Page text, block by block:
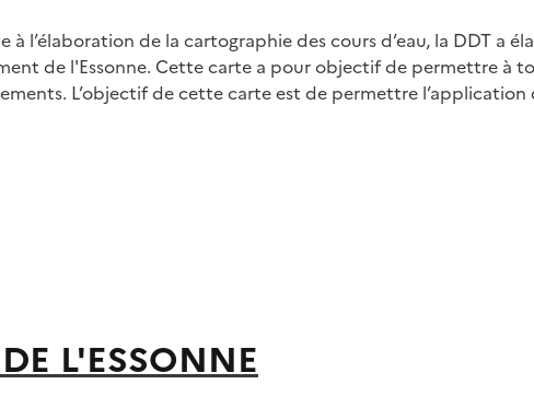
de la cartographie des cours d’eau, la DDT a
de l'Essonne. Cette carte a pour objectif de permettre à
L’objectif de cette carte est de permettre l’application
L'ESSONNE